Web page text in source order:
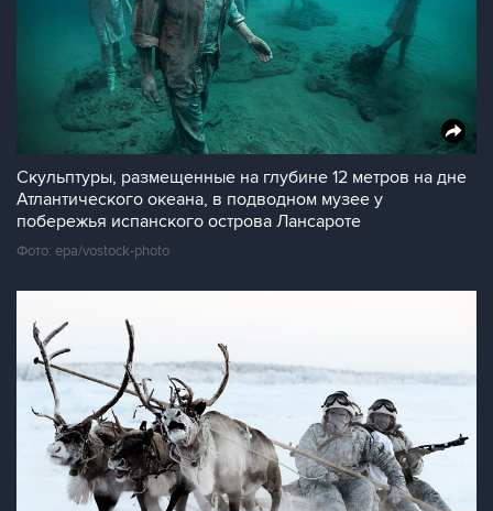
Скульптуры, размещенные на глубине 12 метров на дне
Атлантического океана, в подводном музее у
побережья испанского острова Лансароте
Фото: epa/vostock-photo